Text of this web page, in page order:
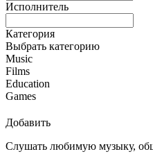
Исполнитель
Категория
Выбрать категорию
Music
Films
Education
Games
Добавить
Слушать любимую музыку,